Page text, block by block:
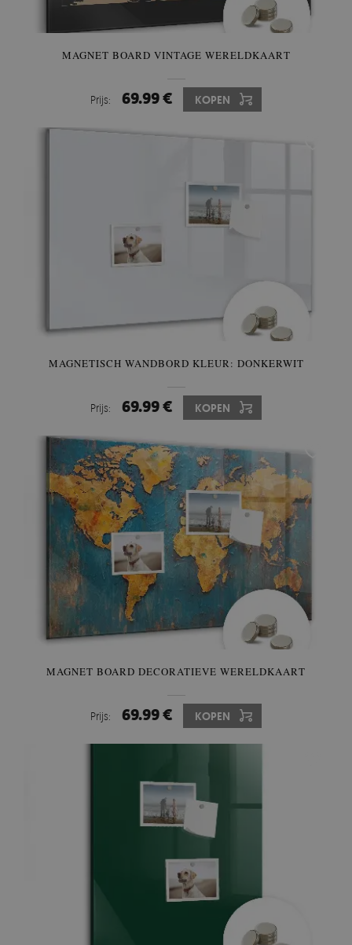
MAGNET BOARD VINTAGE WERELDKAART
Prijs: 69.99 € KOPEN
MAGNETISCH WANDBORD KLEUR: DONKERWIT
Prijs: 69.99 € KOPEN
MAGNET BOARD DECORATIEVE WERELDKAART
Prijs: 69.99 € KOPEN